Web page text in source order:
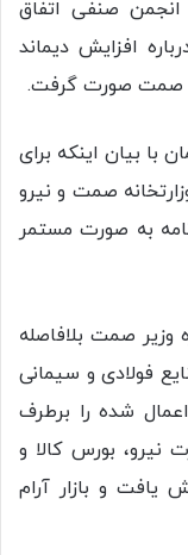
صنفی اتفاق
افزایش دیماند
صمت صورت گرفت.
با بیان اینکه برای
صمت و نیرو
به صورت مستمر
صمت بلافاصله
برق صنایع فولادی و سیمانی
شده را برطرف
نیرو، بورس کالا و
یافت و بازار آرام